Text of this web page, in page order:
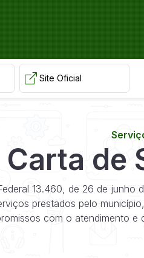
Site Oficial
Carta de
13.460, de 26 de junho
prestados pelo
com o atendimento e